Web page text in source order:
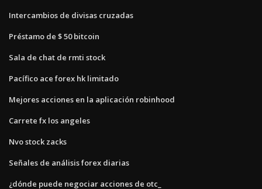
Intercambios de divisas cruzadas
Préstamo de $ 50 bitcoin
Sala de chat de rmti stock
Pacífico ace forex hk limitado
Mejores acciones en la aplicación robinhood
Carrete fx los angeles
Nvo stock zacks
Señales de análisis forex diarias
¿dónde puede negociar acciones de otc_